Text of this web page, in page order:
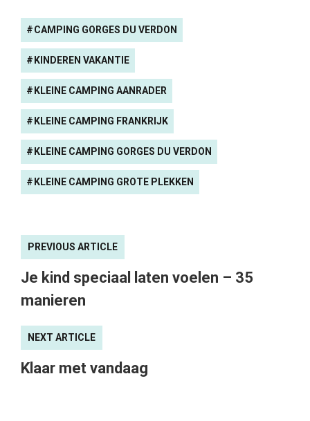
CAMPING GORGES DU VERDON
KINDEREN VAKANTIE
KLEINE CAMPING AANRADER
KLEINE CAMPING FRANKRIJK
KLEINE CAMPING GORGES DU VERDON
KLEINE CAMPING GROTE PLEKKEN
PREVIOUS ARTICLE
Je kind speciaal laten voelen – 35
manieren
NEXT ARTICLE
Klaar met vandaag